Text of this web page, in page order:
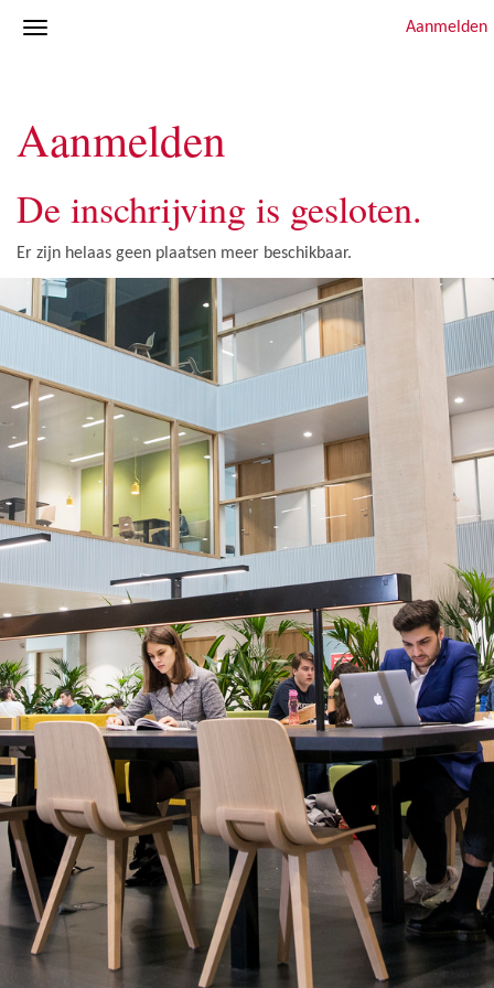
Aanmelden
Aanmelden
De inschrijving is gesloten.
Er zijn helaas geen plaatsen meer beschikbaar.